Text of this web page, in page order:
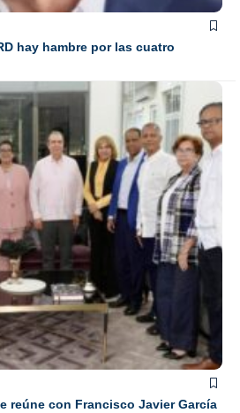
hay hambre por las cuatro
reúne con Francisco Javier García